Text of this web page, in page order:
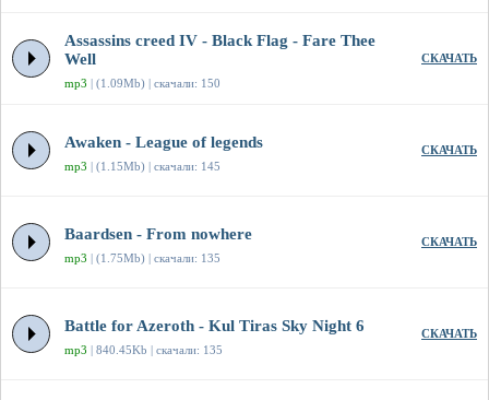
Assassins creed IV - Black Flag - Fare Thee
Well
mp3 | (1.09Mb) | скачали: 150
СКАЧАТЬ
Awaken - League of legends
mp3 | (1.15Mb) | скачали: 145
СКАЧАТЬ
Baardsen - From nowhere
mp3 | (1.75Mb) | скачали: 135
СКАЧАТЬ
Battle for Azeroth - Kul Tiras Sky Night 6
mp3 | 840.45Kb | скачали: 135
СКАЧАТЬ